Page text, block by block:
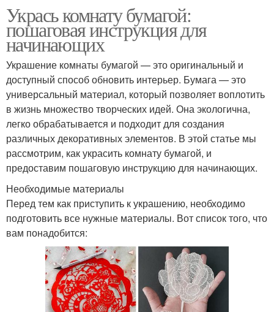
Укрась комнату бумагой:
пошаговая инструкция для
начинающих
Украшение комнаты бумагой — это оригинальный и
доступный способ обновить интерьер. Бумага — это
универсальный материал, который позволяет воплотить
в жизнь множество творческих идей. Она экологична,
легко обрабатывается и подходит для создания
различных декоративных элементов. В этой статье мы
рассмотрим, как украсить комнату бумагой, и
предоставим пошаговую инструкцию для начинающих.
Необходимые материалы
Перед тем как приступить к украшению, необходимо
подготовить все нужные материалы. Вот список того, что
вам понадобится: